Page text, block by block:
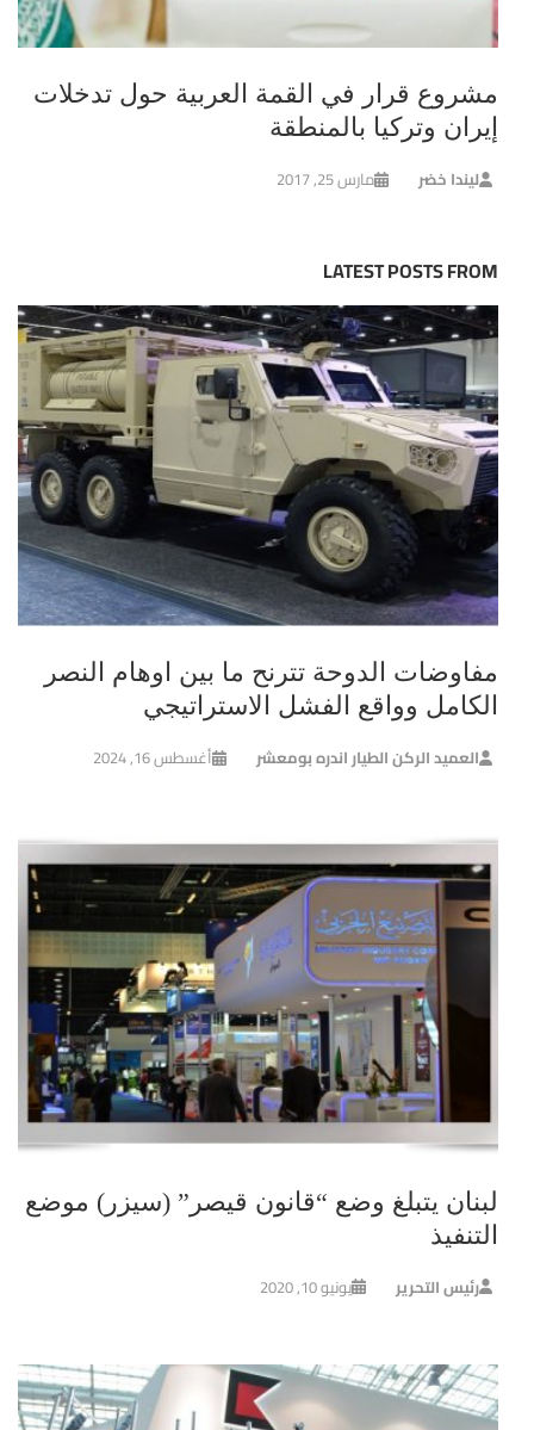
مشروع قرار في القمة العربية حول تدخلات
إيران وتركيا بالمنطقة
ليندا خضر مارس 25, 2017
LATEST POSTS FROM
مفاوضات الدوحة تترنح ما بين اوهام النصر
الكامل وواقع الفشل الاستراتيجي
العميد الركن الطيار اندره بومعشر أغسطس 16, 2024
لبنان يتبلغ وضع “قانون قيصر” (سيزر) موضع
التنفيذ
رئيس التحرير يونيو 10, 2020